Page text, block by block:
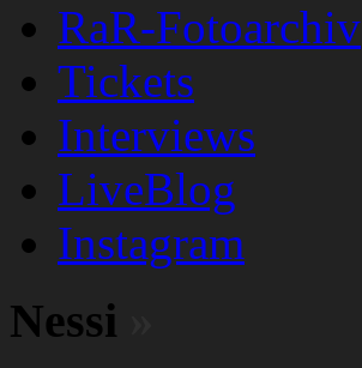
RaR-Fotoarchiv
Tickets
Interviews
LiveBlog
Instagram
Nessi